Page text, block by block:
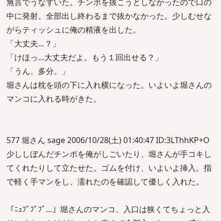
中に発射。全部出し終わるまで抜かなかった。少しむせな
がらティッシュに俺の精液を出した。
「大丈夫…？」
「けほっ…大丈夫だよ。もう１回出せる？」
「うん、多分。」
堀さんは枕を頭の下に入れ横になった。いよいよ堀さんの
マンコに入れる時がきた。
577 堀さん sage 2006/10/28(土) 01:40:47 ID:3LThhKP+O
少ししぼんだチンポを俺がしごいたり、堀さんが手コキし
てくれたりして立たせた。ゴムを付け、いよいよ挿入。指
で軽く手マンをし、濡れたのを確認して優しく入れた。
「ﾆｭﾌﾟﾌﾟﾌﾟ…」堀さんのマンコ、入口は狭くてちょっと入